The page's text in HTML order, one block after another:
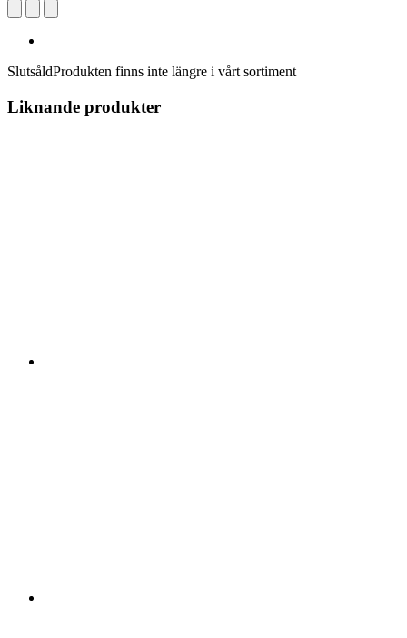
SlutsåldProdukten finns inte längre i vårt sortiment
Liknande produkter